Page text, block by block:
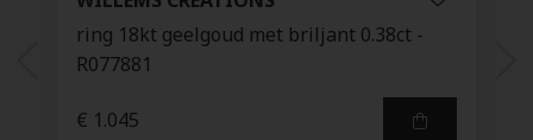
ring 18kt geelgoud met briljant 0.38ct -
R077881
€ 1.045